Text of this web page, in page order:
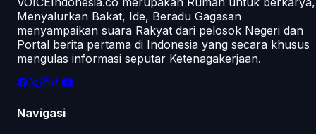
Menyalurkan Bakat, Ide, Beradu Gagasan
menyampaikan suara Rakyat dari pelosok Negeri dan
Portal berita pertama di Indonesia yang secara khusus
mengulas informasi seputar Ketenagakerjaan.
Navigasi